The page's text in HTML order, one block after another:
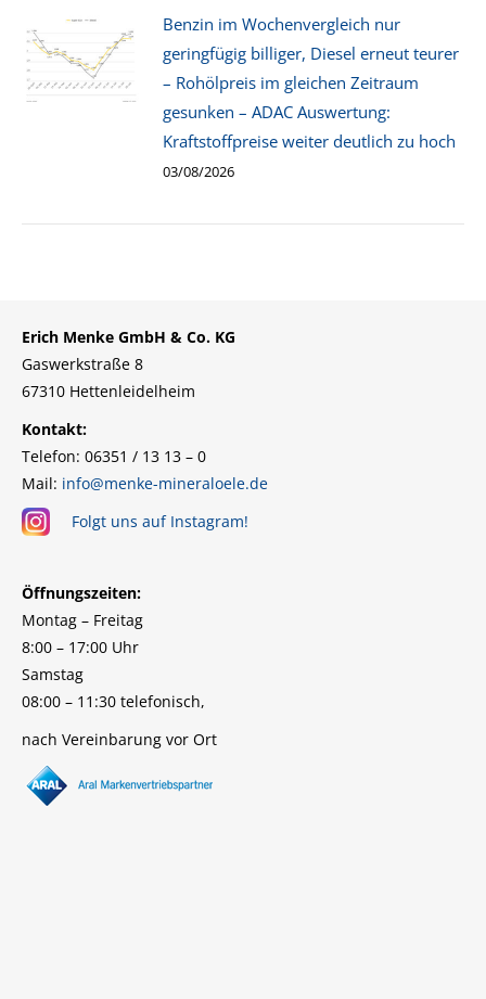
Benzin im Wochenvergleich nur
geringfügig billiger, Diesel erneut teurer
– Rohölpreis im gleichen Zeitraum
gesunken – ADAC Auswertung:
Kraftstoffpreise weiter deutlich zu hoch
03/08/2026
Erich Menke GmbH & Co. KG
Gaswerkstraße 8
67310 Hettenleidelheim
Kontakt:
Telefon: 06351 / 13 13 – 0
Mail: info@menke-mineraloele.de
Folgt uns auf Instagram!
Öffnungszeiten:
Montag – Freitag
8:00 – 17:00 Uhr
Samstag
08:00 – 11:30 telefonisch,
nach Vereinbarung vor Ort